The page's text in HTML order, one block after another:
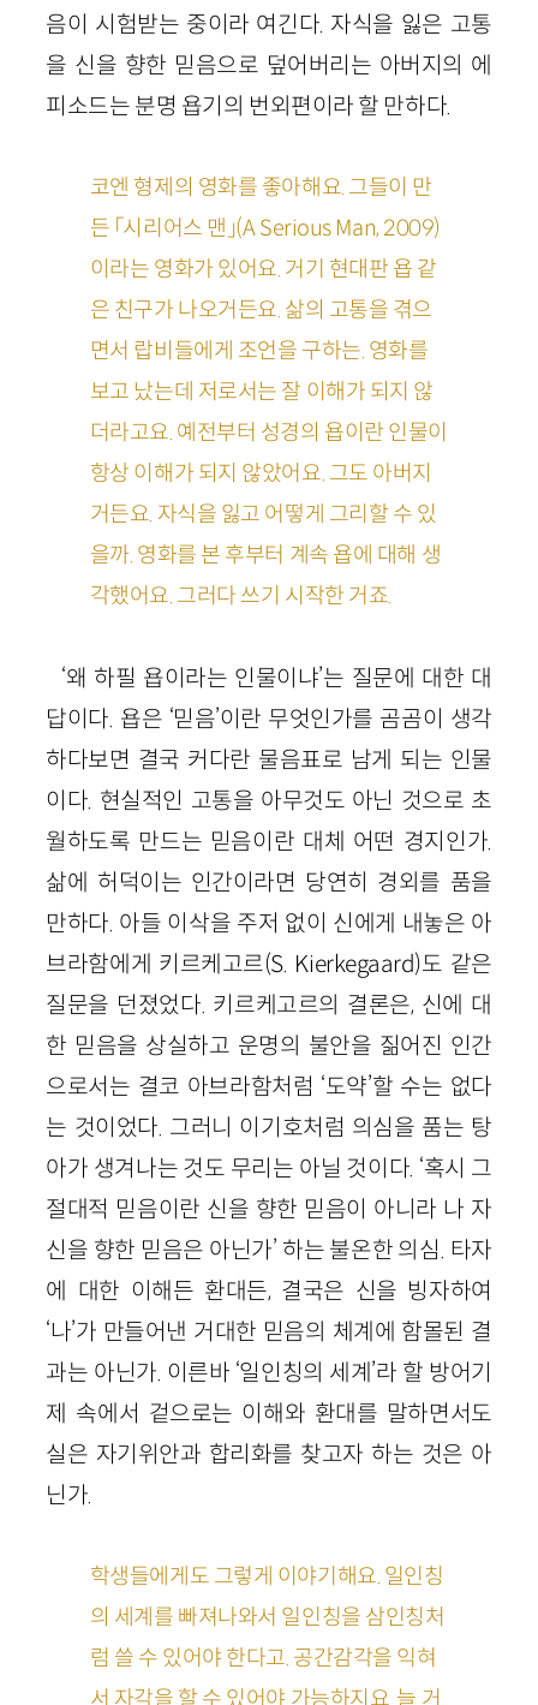
음이 시험받는 중이라 여긴다. 자식을 잃은 고통
을 신을 향한 믿음으로 덮어버리는 아버지의 에
피소드는 분명 욥기의 번외편이라 할 만하다.
코엔 형제의 영화를 좋아해요. 그들이 만
든 「시리어스 맨」(A Serious Man, 2009)
이라는 영화가 있어요. 거기 현대판 욥 같
은 친구가 나오거든요. 삶의 고통을 겪으
면서 랍비들에게 조언을 구하는. 영화를
보고 났는데 저로서는 잘 이해가 되지 않
더라고요. 예전부터 성경의 욥이란 인물이
항상 이해가 되지 않았어요. 그도 아버지
거든요. 자식을 잃고 어떻게 그리할 수 있
을까. 영화를 본 후부터 계속 욥에 대해 생
각했어요. 그러다 쓰기 시작한 거죠.
‘왜 하필 욥이라는 인물이냐’는 질문에 대한 대
답이다. 욥은 ‘믿음’이란 무엇인가를 곰곰이 생각
하다보면 결국 커다란 물음표로 남게 되는 인물
이다. 현실적인 고통을 아무것도 아닌 것으로 초
월하도록 만드는 믿음이란 대체 어떤 경지인가.
삶에 허덕이는 인간이라면 당연히 경외를 품을
만하다. 아들 이삭을 주저 없이 신에게 내놓은 아
브라함에게 키르케고르(S. Kierkegaard)도 같은
질문을 던졌었다. 키르케고르의 결론은, 신에 대
한 믿음을 상실하고 운명의 불안을 짊어진 인간
으로서는 결코 아브라함처럼 ‘도약’할 수는 없다
는 것이었다. 그러니 이기호처럼 의심을 품는 탕
아가 생겨나는 것도 무리는 아닐 것이다. ‘혹시 그
절대적 믿음이란 신을 향한 믿음이 아니라 나 자
신을 향한 믿음은 아닌가’ 하는 불온한 의심. 타자
에 대한 이해든 환대든, 결국은 신을 빙자하여
‘나’가 만들어낸 거대한 믿음의 체계에 함몰된 결
과는 아닌가. 이른바 ‘일인칭의 세계’라 할 방어기
제 속에서 겉으로는 이해와 환대를 말하면서도
실은 자기위안과 합리화를 찾고자 하는 것은 아
닌가.
학생들에게도 그렇게 이야기해요. 일인칭
의 세계를 빠져나와서 일인칭을 삼인칭처
럼 쓸 수 있어야 한다고. 공간감각을 익혀
서 자각을 할 수 있어야 가능하지요. 늘 거